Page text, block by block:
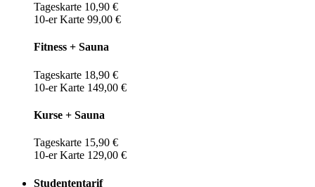
Tageskarte 10,90 €
10-er Karte 99,00 €
Fitness + Sauna
Tageskarte 18,90 €
10-er Karte 149,00 €
Kurse + Sauna
Tageskarte 15,90 €
10-er Karte 129,00 €
Studententarif